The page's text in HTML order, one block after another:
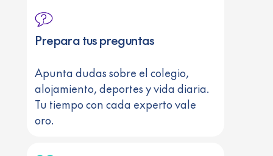
Prepara tus preguntas
Apunta dudas sobre el colegio,
alojamiento, deportes y vida diaria.
Tu tiempo con cada experto vale
oro.